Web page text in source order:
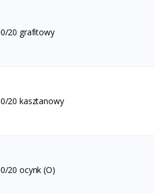
20 grafitowy
20 kasztanowy
20 ocynk (O)